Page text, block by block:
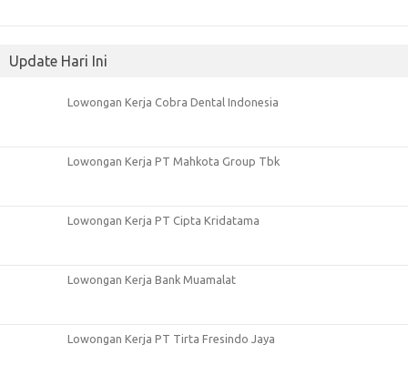
Update Hari Ini
Lowongan Kerja Cobra Dental Indonesia
Lowongan Kerja PT Mahkota Group Tbk
Lowongan Kerja PT Cipta Kridatama
Lowongan Kerja Bank Muamalat
Lowongan Kerja PT Tirta Fresindo Jaya